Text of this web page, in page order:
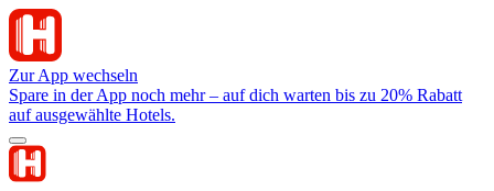
Zur App wechseln
Spare in der App noch mehr – auf dich warten bis zu 20% Rabatt
auf ausgewählte Hotels.